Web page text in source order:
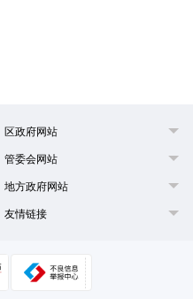
区政府网站
管委会网站
地方政府网站
友情链接